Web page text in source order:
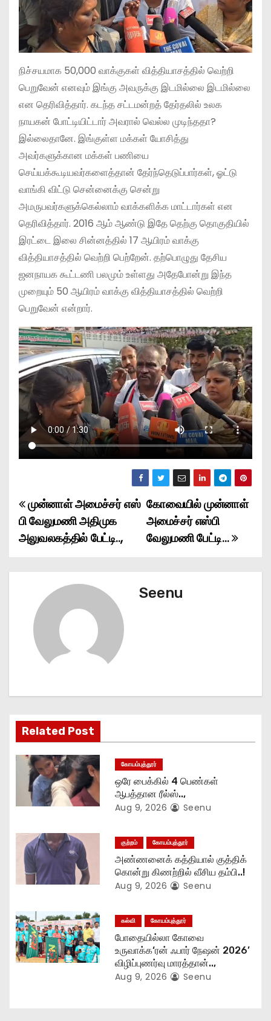
நிச்சயமாக 50,000 வாக்குகள் வித்தியாசத்தில் வெற்றி
பெறுவேன் எனவும் இங்கு அவருக்கு இடமில்லை இடமில்லை
என தெரிவித்தார். கடந்த சட்டமன்றத் தேர்தலில் உலக
நாயகன் போட்டியிட்டார் அவரால் வெல்ல முடிந்ததா?
இல்லைதானே. இங்குள்ள மக்கள் யோசித்து
அவர்களுக்கான மக்கள் பணியை
செய்யக்கூடியவர்களைத்தான் தேர்ந்தெடுப்பார்கள், ஓட்டு
வாங்கி விட்டு சென்னைக்கு சென்று
அமருபவர்களுக்கெல்லாம் வாக்களிக்க மாட்டார்கள் என
தெரிவித்தார். 2016 ஆம் ஆண்டு இதே தெற்கு தொகுதியில்
இரட்டை இலை சின்னத்தில் 17 ஆயிரம் வாக்கு
வித்தியாசத்தில் வெற்றி பெற்றேன். தற்பொழுது தேசிய
ஜனநாயக கூட்டணி பலமும் உள்ளது அதேபோன்று இந்த
முறையும் 50 ஆயிரம் வாக்கு வித்தியாசத்தில் வெற்றி
பெறுவேன் என்றார்.
P
o
a
t
o
n
கோவையில் முன்னாள்
அமைச்சர் எஸ்பி
வேலுமணி பேட்டி…
முன்னாள் அமைச்சர் எஸ்
பி வேலுமணி அதிமுக
அலுவலகத்தில் பேட்டி..,
Seenu
Related Post
கோயம்புத்தூர்
ஒரே பைக்கில் 4 பெண்கள்
ஆபத்தான ரீல்ஸ்..,
Aug 9, 2026 Seenu
குற்றம் கோயம்புத்தூர்
அண்ணனைக் கத்தியால் குத்திக்
கொன்று கிணற்றில் வீசிய தம்பி..!
Aug 9, 2026 Seenu
கல்வி கோயம்புத்தூர்
போதையில்லா கோவை
உருவாக்க‘ரன் ஃபார் நேஷன் 2026’
விழிப்புணர்வு மாரத்தான்..,
Aug 9, 2026 Seenu